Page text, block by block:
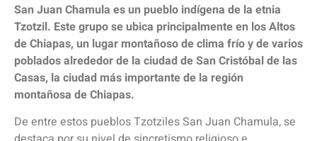
San Juan Chamula es un pueblo indígena de la etnia
Tzotzil. Este grupo se ubica principalmente en los Altos
de Chiapas, un lugar montañoso de clima frío y de varios
poblados alrededor de la ciudad de San Cristóbal de las
Casas, la ciudad más importante de la región
montañosa de Chiapas.
De entre estos pueblos Tzotziles San Juan Chamula, se